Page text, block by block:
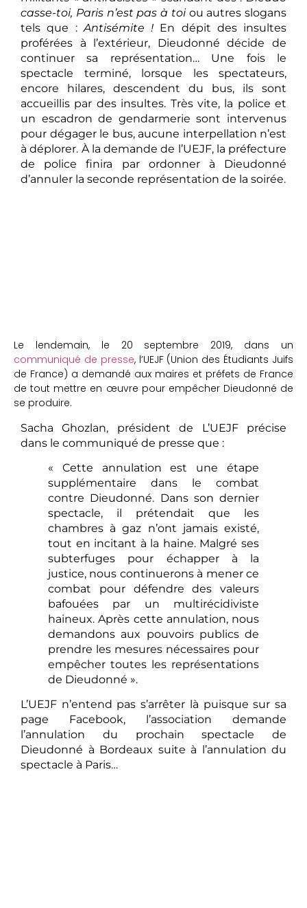
casse-toi, Paris n’est pas à toiou autres slogans
tels que :Antisémite ! En dépit des insultes
proférées à l’extérieur, Dieudonné décide de
continuer sa représentation… Une fois le
spectacle terminé, lorsque les spectateurs,
encore hilares, descendent du bus, ils sont
accueillis par des insultes. Très vite, la police et
un escadron de gendarmerie sont intervenus
pour dégager le bus, aucune interpellation n’est
à déplorer. À la demande de l’UEJF, la préfecture
de police finira par ordonner à Dieudonné
d’annuler la seconde représentation de la soirée.
Le lendemain, le 20 septembre 2019, dans un
communiqué de presse, l’UEJF (Union des Étudiants Juifs
de France) a demandé aux maires et préfets de France
de tout mettre en œuvre pour empêcher Dieudonné de
se produire.
Sacha Ghozlan, président de L’UEJF précise
dans le communiqué de presse que :
« Cette annulation est une étape
supplémentaire dans le combat
contre Dieudonné. Dans son dernier
spectacle, il prétendait que les
chambres à gaz n’ont jamais existé,
tout en incitant à la haine. Malgré ses
subterfuges pour échapper à la
justice, nous continuerons à mener ce
combat pour défendre des valeurs
bafouées par un multirécidiviste
haineux. Après cette annulation, nous
demandons aux pouvoirs publics de
prendre les mesures nécessaires pour
empêcher toutes les représentations
de Dieudonné ».
L’UEJF n’entend pas s’arrêter là puisque sur sa
page Facebook, l’association demande
l’annulation du prochain spectacle de
Dieudonné à Bordeaux suite à l’annulation du
spectacle à Paris…